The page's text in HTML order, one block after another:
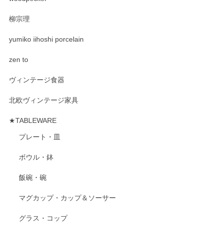
柳宗理
yumiko iihoshi porcelain
zen to
ヴィンテージ食器
北欧ヴィンテージ家具
★TABLEWARE
プレート・皿
ボウル・鉢
飯碗・碗
マグカップ・カップ＆ソーサー
グラス・コップ